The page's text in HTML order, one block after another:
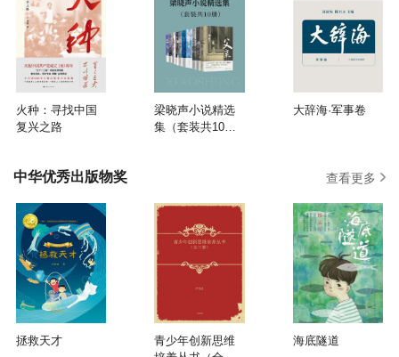
火种：寻找中国
复兴之路
梁晓声小说精选
集（套装共10
大辞海·军事卷
中华优秀出版物奖 查看更多
拯救天才
青少年创新思维
海底隧道